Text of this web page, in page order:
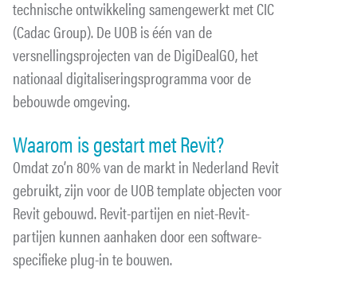
technische ontwikkeling samengewerkt met CIC
(Cadac Group). De UOB is één van de
versnellingsprojecten van de DigiDealGO, het
nationaal digitaliseringsprogramma voor de
bebouwde omgeving.
Waarom is gestart met Revit?
Omdat zo’n 80% van de markt in Nederland Revit
gebruikt, zijn voor de UOB template objecten voor
Revit gebouwd. Revit-partijen en niet-Revit-
partijen kunnen aanhaken door een software-
specifieke plug-in te bouwen.